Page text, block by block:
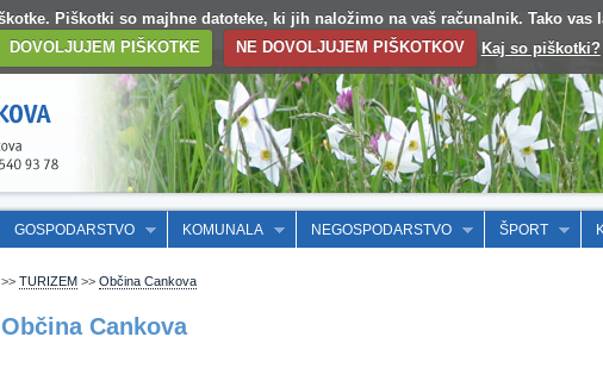
Piškotki so majhne datoteke, ki jih naložimo na vaš računalnik. Tako vas
DOVOLJUJEM PIŠKOTKE
NE DOVOLJUJEM PIŠKOTKOV Kaj so piškotki?
GOSPODARSTVO KOMUNALA NEGOSPODARSTVO ŠPORT
>> TURIZEM >> Občina Cankova
Občina Cankova